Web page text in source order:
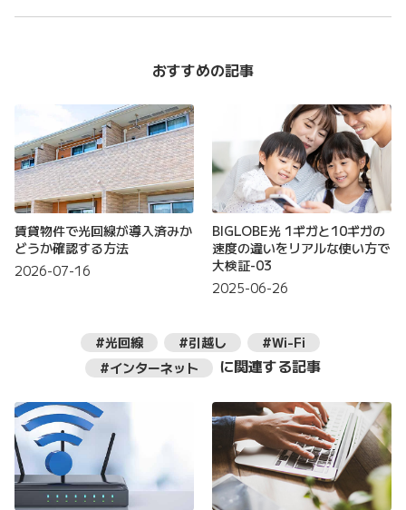
おすすめの記事
賃貸物件で光回線が導入済みか
どうか確認する方法
2026-07-16
BIGLOBE光 1ギガと10ギガの
速度の違いをリアルな使い方で
大検証-03
2025-06-26
#光回線 #引越し
#Wi-Fi
#インターネット
に関連する記事